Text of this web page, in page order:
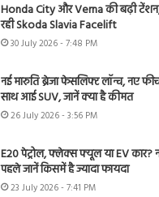
Honda City और Verna की बढ़ी
रही Skoda Slavia Facelift
30 July 2026 - 7:48 PM
नई मारुति ब्रेजा फेसलिफ्ट लॉन्च, नए
साथ आई SUV, जानें क्या है कीमत
26 July 2026 - 3:56 PM
E20 पेट्रोल, फ्लेक्स फ्यूल या EV कार?
पहले जानें किसमें है ज्यादा फायदा
23 July 2026 - 7:41 PM